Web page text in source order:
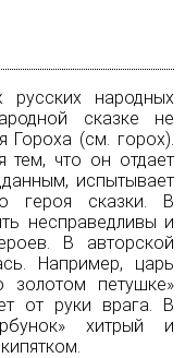
народных
сказке не
Гороха (см. горох).
тем, что он отдает
испытывает
героя сказки. В
несправедливы и
В авторской
Например, царь
петушке»
от руки врага. В
хитрый и